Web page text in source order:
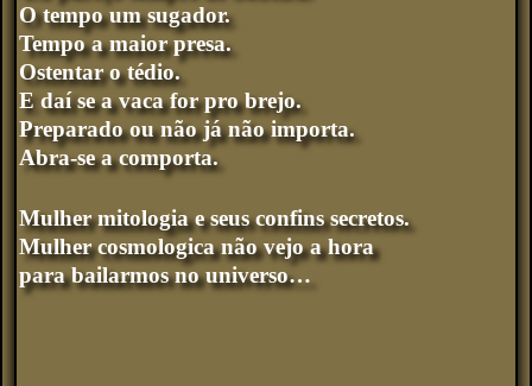
O tempo um sugador.
Tempo a maior presa.
Ostentar o tédio.
E daí se a vaca for pro brejo.
Preparado ou não já não importa.
Abra-se a comporta.
Mulher mitologia e seus confins secretos.
Mulher cosmologica não vejo a hora
para bailarmos no universo…